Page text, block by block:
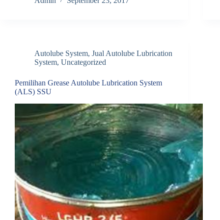
Autolube System, Jual Autolube Lubrication
System, Uncategorized
Pemilihan Grease Autolube Lubrication System
(ALS) SSU